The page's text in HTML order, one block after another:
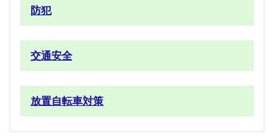
防犯
交通安全
放置自転車対策